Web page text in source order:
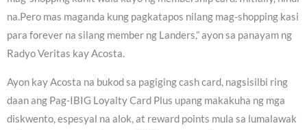
na.Pero mas maganda kung pagkatapos nilang mag-shopping kasi
para forever na silang member ng Landers,” ayon sa panayam ng
Radyo Veritas kay Acosta.
Ayon kay Acosta na bukod sa pagiging cash card, nagsisilbi ring
daan ang Pag-IBIG Loyalty Card Plus upang makakuha ng mga
diskwento, espesyal na alok, at reward points mula sa lumalawak